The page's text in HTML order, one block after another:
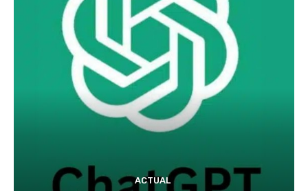
ACTUAL